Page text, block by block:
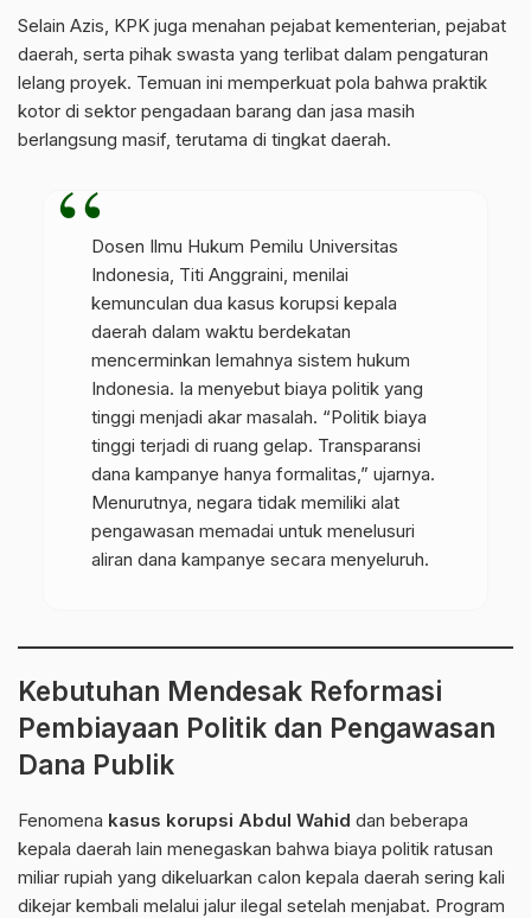
Selain Azis, KPK juga menahan pejabat kementerian, pejabat
daerah, serta pihak swasta yang terlibat dalam pengaturan
lelang proyek. Temuan ini memperkuat pola bahwa praktik
kotor di sektor pengadaan barang dan jasa masih
berlangsung masif, terutama di tingkat daerah.
Dosen Ilmu Hukum Pemilu Universitas
Indonesia, Titi Anggraini, menilai
kemunculan dua kasus korupsi kepala
daerah dalam waktu berdekatan
mencerminkan lemahnya sistem hukum
Indonesia. Ia menyebut biaya politik yang
tinggi menjadi akar masalah. “Politik biaya
tinggi terjadi di ruang gelap. Transparansi
dana kampanye hanya formalitas,” ujarnya.
Menurutnya, negara tidak memiliki alat
pengawasan memadai untuk menelusuri
aliran dana kampanye secara menyeluruh.
Kebutuhan Mendesak Reformasi
Pembiayaan Politik dan Pengawasan
Dana Publik
Fenomena kasus korupsi Abdul Wahid dan beberapa
kepala daerah lain menegaskan bahwa biaya politik ratusan
miliar rupiah yang dikeluarkan calon kepala daerah sering kali
dikejar kembali melalui jalur ilegal setelah menjabat. Program